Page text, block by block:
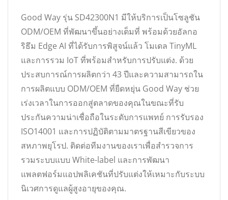
Good Way รุ่น SD42300N1 มีให้บริการเป็นโซลูชัน
ODM/OEM ที่พัฒนาขึ้นอย่างเต็มที่ พร้อมด้วยอัลกอ
ริธึม Edge AI ที่ได้รับการพิสูจน์แล้ว โมเดล TinyML
และการรวม IoT ที่พร้อมสำหรับการปรับแต่ง. ด้วย
ประสบการณ์การผลิตกว่า 43 ปีและความสามารถใน
การผลิตแบบ ODM/OEM ที่ยืดหยุ่น Good Way ช่วย
เร่งเวลาในการออกสู่ตลาดของคุณในขณะที่รับ
ประกันความน่าเชื่อถือในระดับการแพทย์ การรับรอง
ISO14001 และการปฏิบัติตามมาตรฐานสีเขียวของ
สหภาพยุโรป. ติดต่อทีมงานของเราเพื่อสำรวจการ
รวมระบบแบบ White-label และการพัฒนา
แพลตฟอร์มแอปพลิเคชันที่ปรับแต่งให้เหมาะกับระบบ
นิเวศการดูแลผู้สูงอายุของคุณ.